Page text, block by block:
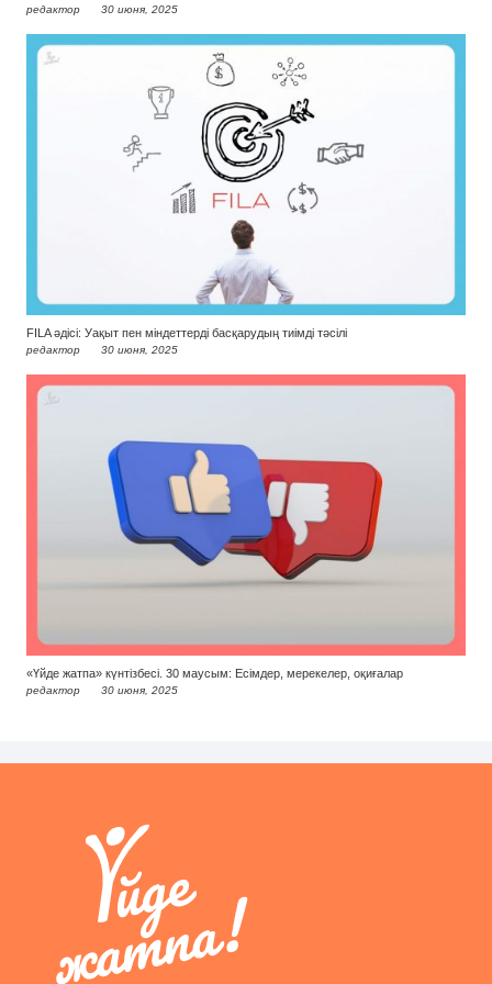
редактор 30 июня, 2025
FILA әдісі: Уақыт пен міндеттерді басқарудың тиімді тәсілі
редактор 30 июня, 2025
«Үйде жатпа» күнтізбесі. 30 маусым: Есімдер, мерекелер, оқиғалар
редактор 30 июня, 2025